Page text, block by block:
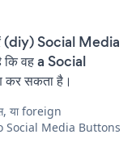
(diy) Social Media
कि वह a Social
सकता है।
या foreign
Social Media Buttons